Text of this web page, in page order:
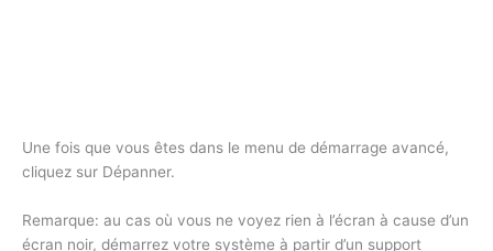
Une fois que vous êtes dans le menu de démarrage avancé,
cliquez sur Dépanner.
Remarque: au cas où vous ne voyez rien à l’écran à cause d’un
écran noir, démarrez votre système à partir d’un support